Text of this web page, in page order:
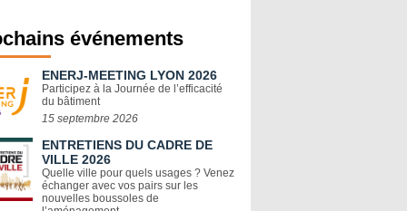
événements
ENERJ-MEETING LYON 2026
Participez à la Journée de l’efficacité
du bâtiment
15 septembre 2026
ENTRETIENS DU CADRE DE
VILLE 2026
Quelle ville pour quels usages ? Venez
échanger avec vos pairs sur les
nouvelles boussoles de